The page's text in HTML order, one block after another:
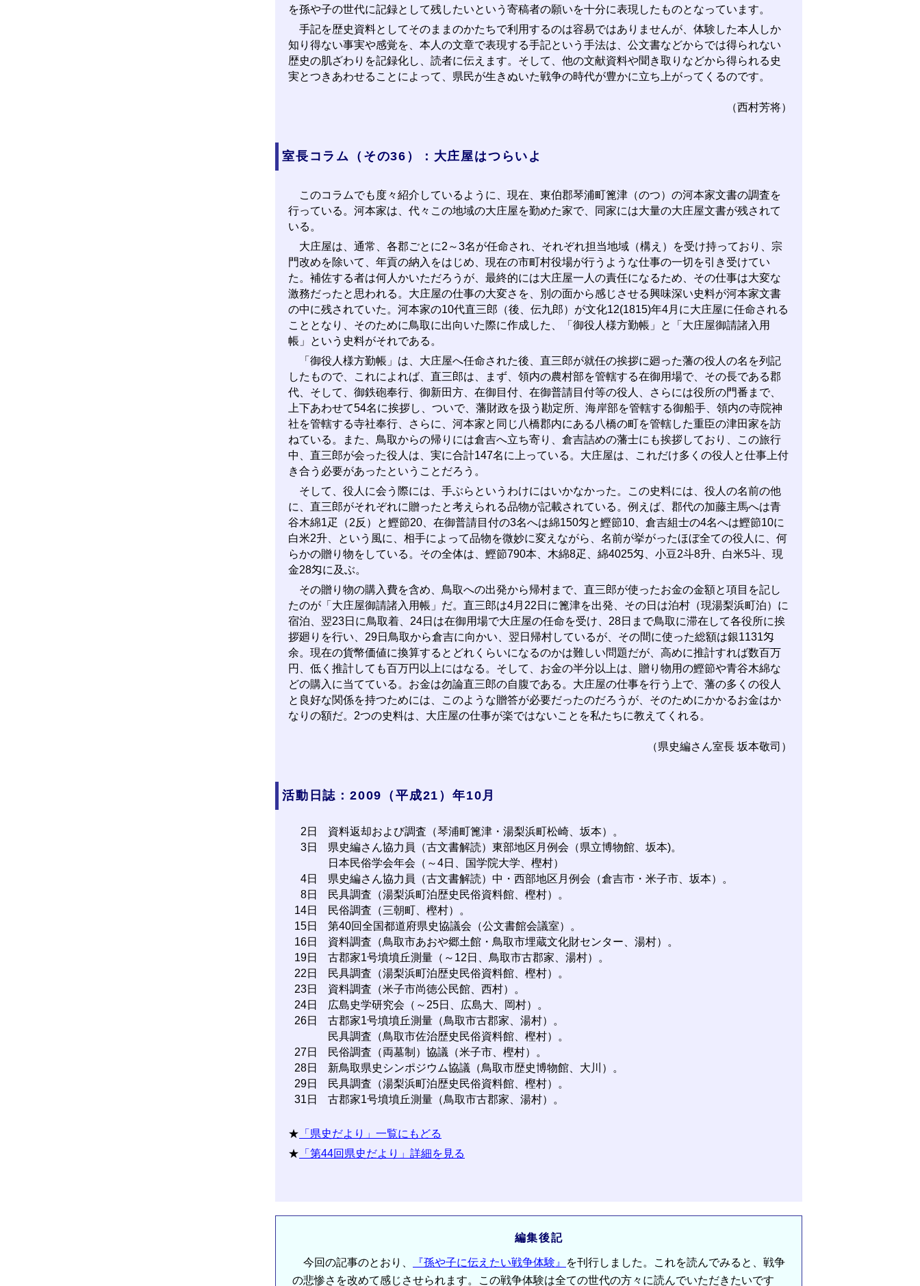
を孫や子の世代に記録として残したいという寄稿者の願いを十分に表現したものとなっています。
手記を歴史資料としてそのままのかたちで利用するのは容易ではありませんが、体験した本人しか
知り得ない事実や感覚を、本人の文章で表現する手記という手法は、公文書などからでは得られない
歴史の肌ざわりを記録化し、読者に伝えます。そして、他の文献資料や聞き取りなどから得られる史
実とつきあわせることによって、県民が生きぬいた戦争の時代が豊かに立ち上がってくるのです。
（西村芳将）
室長コラム（その36）：大庄屋はつらいよ
このコラムでも度々紹介しているように、現在、東伯郡琴浦町篦津（のつ）の河本家文書の調査を
行っている。河本家は、代々この地域の大庄屋を勤めた家で、同家には大量の大庄屋文書が残されて
いる。
大庄屋は、通常、各郡ごとに2～3名が任命され、それぞれ担当地域（構え）を受け持っており、宗
門改めを除いて、年貢の納入をはじめ、現在の市町村役場が行うような仕事の一切を引き受けてい
た。補佐する者は何人かいただろうが、最終的には大庄屋一人の責任になるため、その仕事は大変な
激務だったと思われる。大庄屋の仕事の大変さを、別の面から感じさせる興味深い史料が河本家文書
の中に残されていた。河本家の10代直三郎（後、伝九郎）が文化12(1815)年4月に大庄屋に任命される
こととなり、そのために鳥取に出向いた際に作成した、「御役人様方勤帳」と「大庄屋御請諸入用
帳」という史料がそれである。
「御役人様方勤帳」は、大庄屋へ任命された後、直三郎が就任の挨拶に廻った藩の役人の名を列記
したもので、これによれば、直三郎は、まず、領内の農村部を管轄する在御用場で、その長である郡
代、そして、御鉄砲奉行、御新田方、在御目付、在御普請目付等の役人、さらには役所の門番まで、
上下あわせて54名に挨拶し、ついで、藩財政を扱う勘定所、海岸部を管轄する御船手、領内の寺院神
社を管轄する寺社奉行、さらに、河本家と同じ八橋郡内にある八橋の町を管轄した重臣の津田家を訪
ねている。また、鳥取からの帰りには倉吉へ立ち寄り、倉吉詰めの藩士にも挨拶しており、この旅行
中、直三郎が会った役人は、実に合計147名に上っている。大庄屋は、これだけ多くの役人と仕事上付
き合う必要があったということだろう。
そして、役人に会う際には、手ぶらというわけにはいかなかった。この史料には、役人の名前の他
に、直三郎がそれぞれに贈ったと考えられる品物が記載されている。例えば、郡代の加藤主馬へは青
谷木綿1疋（2反）と鰹節20、在御普請目付の3名へは綿150匁と鰹節10、倉吉組士の4名へは鰹節10に
白米2升、という風に、相手によって品物を微妙に変えながら、名前が挙がったほぼ全ての役人に、何
らかの贈り物をしている。その全体は、鰹節790本、木綿8疋、綿4025匁、小豆2斗8升、白米5斗、現
金28匁に及ぶ。
その贈り物の購入費を含め、鳥取への出発から帰村まで、直三郎が使ったお金の金額と項目を記し
たのが「大庄屋御請諸入用帳」だ。直三郎は4月22日に篦津を出発、その日は泊村（現湯梨浜町泊）に
宿泊、翌23日に鳥取着、24日は在御用場で大庄屋の任命を受け、28日まで鳥取に滞在して各役所に挨
拶廻りを行い、29日鳥取から倉吉に向かい、翌日帰村しているが、その間に使った総額は銀1131匁
余。現在の貨幣価値に換算するとどれくらいになるのかは難しい問題だが、高めに推計すれば数百万
円、低く推計しても百万円以上にはなる。そして、お金の半分以上は、贈り物用の鰹節や青谷木綿な
どの購入に当てている。お金は勿論直三郎の自腹である。大庄屋の仕事を行う上で、藩の多くの役人
と良好な関係を持つためには、このような贈答が必要だったのだろうが、そのためにかかるお金はか
なりの額だ。2つの史料は、大庄屋の仕事が楽ではないことを私たちに教えてくれる。
（県史編さん室長 坂本敬司）
活動日誌：2009（平成21）年10月
2日
資料返却および調査（琴浦町篦津・湯梨浜町松崎、坂本）。
3日
県史編さん協力員（古文書解読）東部地区月例会（県立博物館、坂本)。
日本民俗学会年会（～4日、国学院大学、樫村）
4日
県史編さん協力員（古文書解読）中・西部地区月例会（倉吉市・米子市、坂本）。
8日
民具調査（湯梨浜町泊歴史民俗資料館、樫村）。
14日
民俗調査（三朝町、樫村）。
15日
第40回全国都道府県史協議会（公文書館会議室）。
16日
資料調査（鳥取市あおや郷土館・鳥取市埋蔵文化財センター、湯村）。
19日
古郡家1号墳墳丘測量（～12日、鳥取市古郡家、湯村）。
22日
民具調査（湯梨浜町泊歴史民俗資料館、樫村）。
23日
資料調査（米子市尚徳公民館、西村）。
24日
広島史学研究会（～25日、広島大、岡村）。
26日
古郡家1号墳墳丘測量（鳥取市古郡家、湯村）。
民具調査（鳥取市佐治歴史民俗資料館、樫村）。
27日
民俗調査（両墓制）協議（米子市、樫村）。
28日
新鳥取県史シンポジウム協議（鳥取市歴史博物館、大川）。
29日
民具調査（湯梨浜町泊歴史民俗資料館、樫村）。
31日
古郡家1号墳墳丘測量（鳥取市古郡家、湯村）。
★ 「県史だより」一覧にもどる
★ 「第44回県史だより」詳細を見る
編集後記
今回の記事のとおり、 『孫や子に伝えたい戦争体験』
を刊行しました。これを読んでみると、戦争
の悲惨さを改めて感じさせられます。この戦争体験は全ての世代の方々に読んでいただきたいです